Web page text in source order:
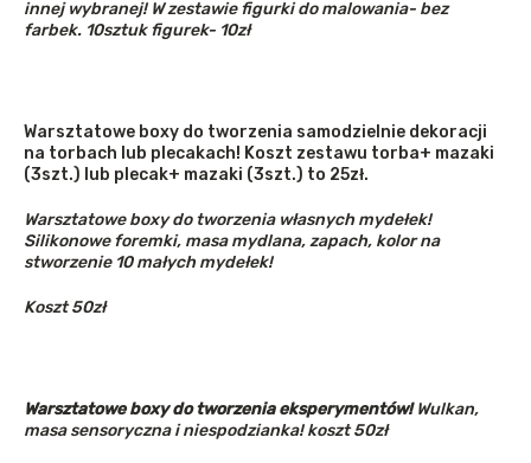
innej wybranej! W zestawie figurki do malowania- bez
farbek. 10sztuk figurek- 10zł
Warsztatowe boxy do tworzenia samodzielnie dekoracji
na torbach lub plecakach! Koszt zestawu torba+ mazaki
(3szt.) lub plecak+ mazaki (3szt.) to 25zł.
Warsztatowe boxy do tworzenia własnych mydełek!
Silikonowe foremki, masa mydlana, zapach, kolor na
stworzenie 10 małych mydełek!
Koszt 50zł
Warsztatowe boxy do tworzenia eksperymentów!Wulkan,
masa sensoryczna i niespodzianka! koszt 50zł